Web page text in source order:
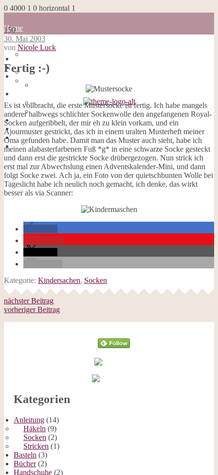
0 4000 1 0 horizontal 1
Home
Blog
about me
Impressum
Datenschutzerklärung
Galerie
Opal-Abos
Strickblogs
Hörbücher
150
Home
Blog
about me
Datenschutzerklärung
Cookies
Galerie
Opal-Abos
Strickblogs
Hörbücher
30. Mai 2003
von Nicole Luck
Fertig :-)
Es ist vollbracht, die erste Mustersocke ist fertig. Ich habe mangels
anderer halbwegs schlichter Sockenwolle den angefangenen Royal-
Socken aufgeribbelt, der mir eh zu klein vorkam, und ein
Ajourmuster gestrickt, das ich in einem uralten Musterheft meiner
Oma gefunden habe. Damit man das Muster auch sieht, habe ich
meinen alabasterfarbenen Fuß *g* in eine schwarze Socke gesteckt
und dann erst die gestrickte Socke drübergezogen. Nun strick ich
erst mal zur Abwechslung einen Adventskalender-Mini, und dann
folgt Socke zwei. Ach ja, ein Foto von der quietschbunten Wolle bei
Tageslicht habe ich neulich noch gemacht, ich denke, das wirkt
besser als via Scanner:
Kategorie: Kindersachen, Socken
nächster Beitrag
vorheriger Beitrag
Kategorien
Anleitung (14)
Häkeln (9)
Socken (2)
Stricken (1)
Basteln (3)
Bücher(2)
Handschuhe (2)